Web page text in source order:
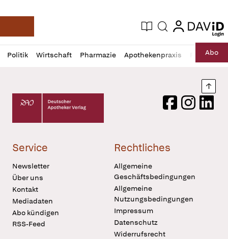
Deutsche Apotheker Zeitung
Aktuelle Ausgabe
Suche login
login
Politik Wirtschaft Pharmazie Apothekenpraxis RechtAbo
Profil
öffnen
Daz
Pur
Deutscher Apotheker Verlag Logo
FacebookInstagram
Service
Newsletter
Über uns
Kontakt
Mediadaten
Abo kündigen
RSS-Feed
Rechtliches
Allgemeine
Geschäftsbedingungen
Allgemeine
Nutzungsbedingungen
Impressum
Datenschutz
Widerrufsrecht